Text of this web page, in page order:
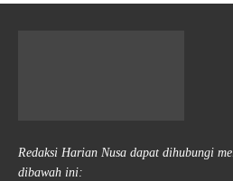
Redaksi Harian Nusa dapat dihubungi
dibawah ini: